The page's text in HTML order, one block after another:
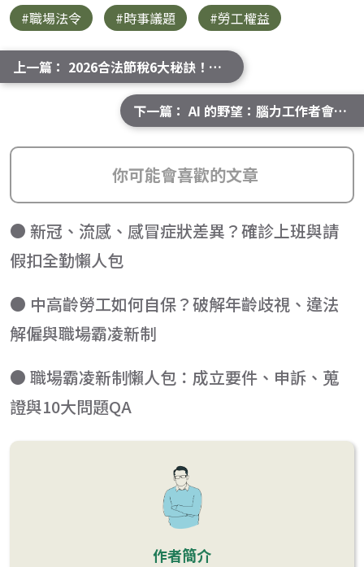
#職場法令 #時事議題 #勞工權益
上一篇： 2026合法節稅6大秘訣！上班族、高收入者、自雇者都適用
下一篇： AI 的野望：腦力工作者會被取代嗎？
你可能會喜歡的文章
● 新冠、流感、感冒症狀差異？確診上班與請
假扣全勤懶人包
● 中高齡勞工如何自保？破解年齡歧視、違法
解僱與職場霸凌新制
● 職場霸凌新制懶人包：成立要件、申訴、蒐
證與10大問題QA
作者簡介